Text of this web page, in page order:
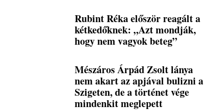
Rubint Réka először reagált a
kétkedőknek: „Azt mondják,
hogy nem vagyok beteg”
Mészáros Árpád Zsolt lánya
nem akart az apjával bulizni a
Szigeten, de a történet vége
mindenkit meglepett